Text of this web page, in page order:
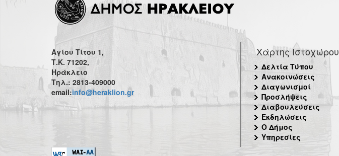
Αγίου Τίτου 1,
Τ.Κ. 71202,
Ηράκλειο
Τηλ.: 2813-409000
email:info@heraklion.gr
Χάρτης Ιστοχώρου
Δελτία Τύπου
Ανακοινώσεις
Διαγωνισμοί
Προσλήψεις
Διαβουλεύσεις
Εκδηλώσεις
Ο Δήμος
Υπηρεσίες